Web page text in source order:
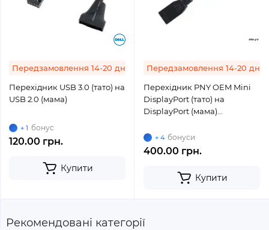
Передзамовлення 14-20 днів
Перехідник USB 3.0 (тато) на
USB 2.0 (мама)
+ 1 бонус
120.00 грн.
Купити
Передзамовлення 14-20 днів
Перехідник PNY OEM Mini
DisplayPort (тато) на
DisplayPort (мама)
+ 4 бонуси
400.00 грн.
Купити
Рекомендовані категорії